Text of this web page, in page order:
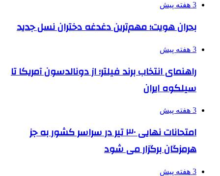
3 هفته پیش
بحران هویت؛ مهم‌ترین دغدغه دختران نسل جدید
3 هفته پیش
راهنمای انتخاب برند فیلتر؛ از دونالدسون آمریکا تا
سیلکوه ایران
3 هفته پیش
امتحانات نهایی ۳۰ تیر در سراسر کشور به جز
هرمزگان برگزار می شود
3 هفته پیش